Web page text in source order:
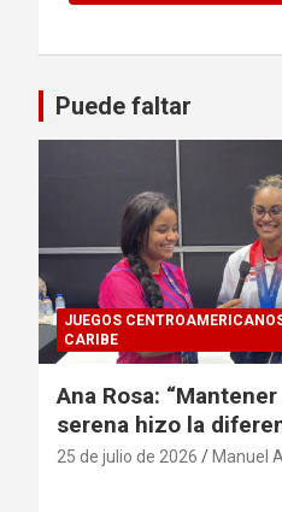
Puede faltar
JUEGOS
CARIBE
Ana Rosa:
serena hizo la
25 de julio de 2026 Manuel